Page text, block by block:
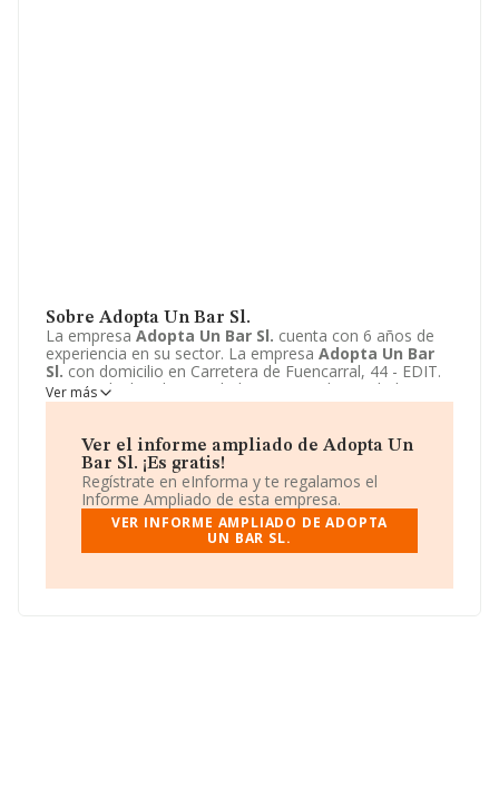
Sobre Adopta Un Bar Sl.
La empresa Adopta Un Bar Sl. cuenta con 6 años de
experiencia en su sector. La empresa Adopta Un Bar
Sl.con domicilio en Carretera de Fuencarral, 44 - EDIT.
9 L 29, Alcobendas, Madrid. Su principal actividad CNAE
es 4619 - Actividades de los agentes del comercio al por
está inscrita como Sociedad limitada.
Ver más
Ver el informe ampliado de Adopta Un
Bar Sl. ¡Es gratis!
Regístrate en eInforma y te regalamos el
Informe Ampliado de esta empresa.
VER INFORME AMPLIADO DE ADOPTA
UN BAR SL.